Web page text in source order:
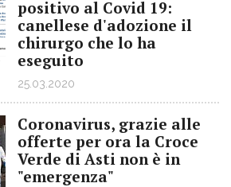
positivo al Covid 19:
canellese d'adozione il
chirurgo che lo ha
eseguito
25.03.2020
Coronavirus, grazie alle
offerte per ora la Croce
Verde di Asti non è in
"emergenza"